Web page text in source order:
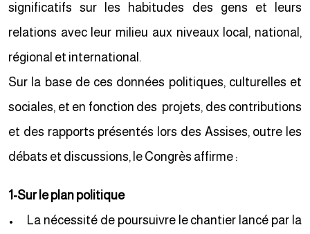
significatifs sur les habitudes des gens et leurs
relations avec leur milieu aux niveaux local, national,
régional et international.
Sur la base de ces données politiques, culturelles et
sociales, et en fonction des projets, des contributions
et des rapports présentés lors des Assises, outre les
débats et discussions, le Congrès affirme :
1-Sur le plan politique
• La nécessité de poursuivre le chantier lancé par la